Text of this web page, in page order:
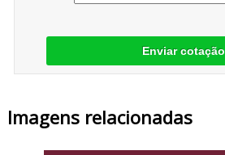
Enviar cotação
Imagens relacionadas